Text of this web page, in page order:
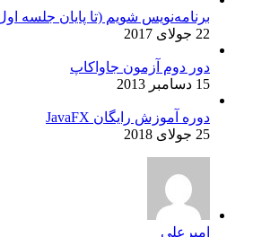
برنامه‌نویس شویم (تا پایان جلسه
22 جولای 2017
دور دوم آزمون جاواکاپ
15 دسامبر 2013
دوره آموزش رایگان JavaFX
25 جولای 2018
امیرعلی